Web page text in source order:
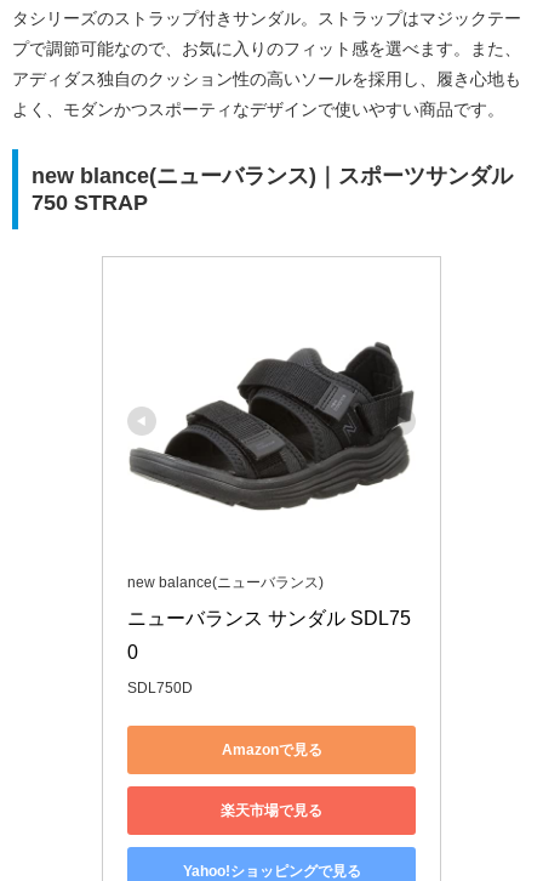
タシリーズのストラップ付きサンダル。ストラップはマジックテー
プで調節可能なので、お気に入りのフィット感を選べます。また、
アディダス独自のクッション性の高いソールを採用し、履き心地も
よく、モダンかつスポーティなデザインで使いやすい商品です。
new blance(ニューバランス)｜スポーツサンダル
750 STRAP
new balance(ニューバランス)
ニューバランス サンダル SDL75
0
SDL750D
Amazonで見る
楽天市場で見る
Yahoo!ショッピングで見る